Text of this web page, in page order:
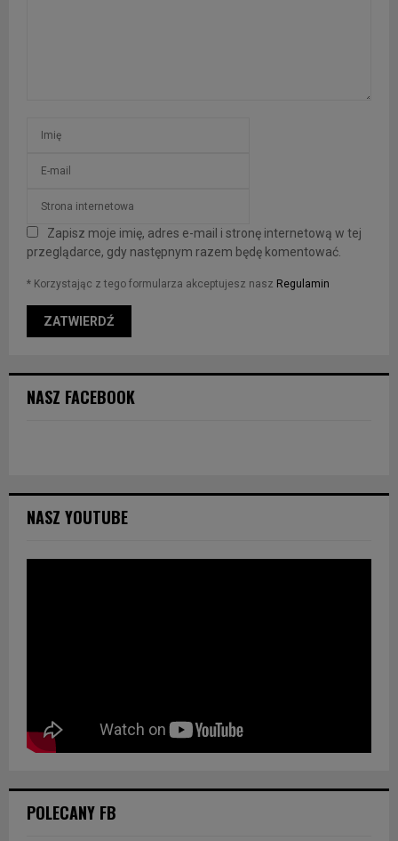
Zapisz moje imię, adres e-mail i stronę internetową w tej
przeglądarce, gdy następnym razem będę komentować.
* Korzystając z tego formularza akceptujesz nasz Regulamin
NASZ FACEBOOK
NASZ YOUTUBE
POLECANY FB